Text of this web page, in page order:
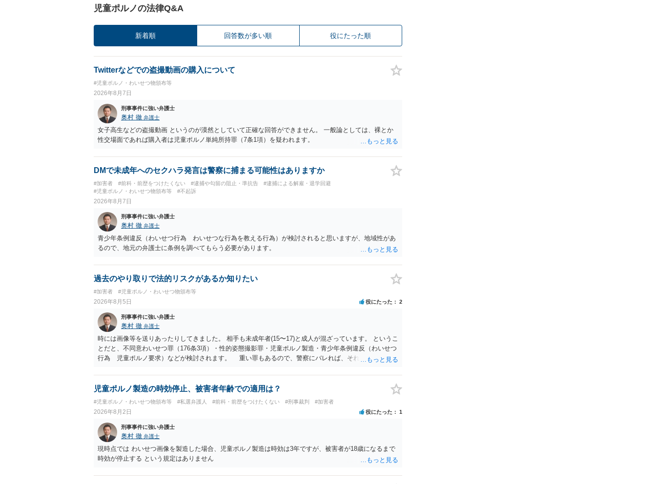
児童ポルノの法律Q&A
新着順 回答数が多い順 役にたった順
Twitterなどでの盗撮動画の購入について
#児童ポルノ・わいせつ物頒布等
2026年8月7日
刑事事件に強い弁護士
奥村 徹 弁護士
女子高生などの盗撮動画 というのが漠然としていて正確な回答ができません。 一般論としては、裸とか
性交場面であれば購入者は児童ポルノ単純所持罪（7条1項）を疑われます。
DMで未成年へのセクハラ発言は警察に捕まる可能性はありますか
#加害者 #前科・前歴をつけたくない #逮捕や勾留の阻止・準抗告
#逮捕による解雇・退学回避
#児童ポルノ・わいせつ物頒布等
#不起訴
2026年8月7日
刑事事件に強い弁護士
奥村 徹 弁護士
青少年条例違反（わいせつ行為 わいせつな行為を教える行為）が検討されると思いますが、地域性があ
るので、地元の弁護士に条例を調べてもらう必要があります。
過去のやり取りで法的リスクがあるか知りたい
#加害者 #児童ポルノ・わいせつ物頒布等
2026年8月5日 役にたった 2
刑事事件に強い弁護士
奥村 徹 弁護士
時には画像等を送りあったりしてきました。 相手も未成年者(15〜17)と成人が混ざっています。 というこ
とだと、不同意わいせつ罪（176条3項）・性的姿態撮影罪・児童ポルノ製造・青少年条例違反（わいせつ
行為 児童ポルノ要求）などが検討されます。 重い罪もあるので、警察にバレれば、それなりの捜査を
児童ポルノ製造の時効停止、被害者年齢での適用は？
#児童ポルノ・わいせつ物頒布等 #私選弁護人 #前科・前歴をつけたくない #刑事裁判 #加害者
2026年8月2日 役にたった 1
刑事事件に強い弁護士
奥村 徹 弁護士
現時点では わいせつ画像を製造した場合、児童ポルノ製造は時効は3年ですが、被害者が18歳になるまで
時効が停止する という規定はありません